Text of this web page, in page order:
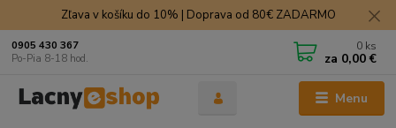
Zľava v košíku do 10% | Doprava od 80€ ZADARMO
Menu
0905 430 367
Po-Pia 8-18 hod.
0 ks
za 0,00 €